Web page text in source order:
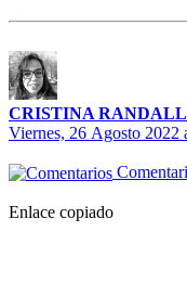
CRISTINA RANDALL
Viernes, 26 Agosto 2022
Enlace copiado